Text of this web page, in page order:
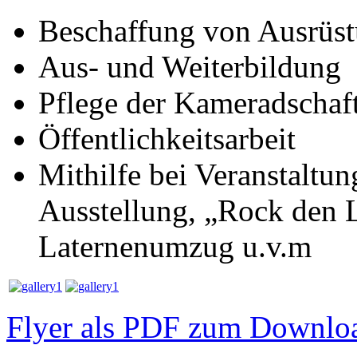
Beschaffung von
Aus- und Weiterbildung
Pflege der
Öffentlichkeitsarbeit
Mithilfe bei
Ausstellung, „Rock den
Laternenumzug u.v.m
Flyer als PDF zum